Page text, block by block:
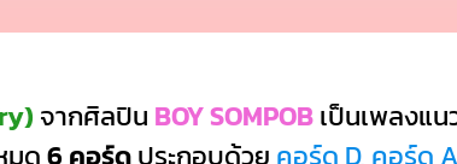
จากศิลปิน BOY SOMPOBเป็นเพลงแน